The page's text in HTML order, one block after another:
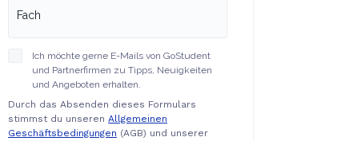
Ich möchte gerne E-Mails von GoStudent
und Partnerfirmen zu Tipps, Neuigkeiten
und Angeboten erhalten.
Durch das Absenden dieses Formulars
stimmst du unseren Allgemeinen
Geschäftsbedingungen (AGB) und unserer